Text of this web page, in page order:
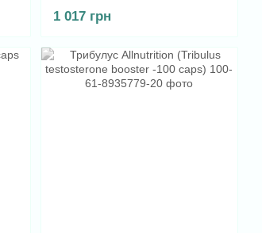
- 90 caps
1 017 грн